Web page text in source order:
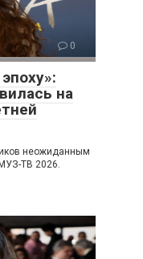
0
на
неожиданным
ТВ 2026.